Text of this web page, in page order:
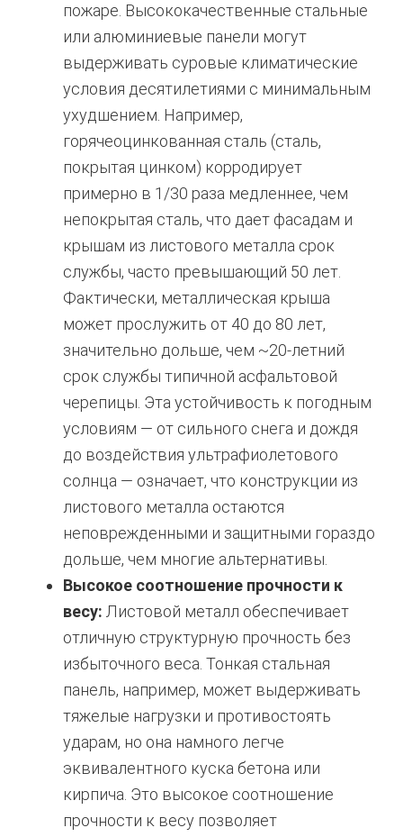
пожаре. Высококачественные стальные
или алюминиевые панели могут
выдерживать суровые климатические
условия десятилетиями с минимальным
ухудшением. Например,
горячеоцинкованная сталь (сталь,
покрытая цинком) корродирует
примерно в 1/30 раза медленнее, чем
непокрытая сталь, что дает фасадам и
крышам из листового металла срок
службы, часто превышающий 50 лет.
Фактически, металлическая крыша
может прослужить от 40 до 80 лет,
значительно дольше, чем ~20-летний
срок службы типичной асфальтовой
черепицы. Эта устойчивость к погодным
условиям — от сильного снега и дождя
до воздействия ультрафиолетового
солнца — означает, что конструкции из
листового металла остаются
неповрежденными и защитными гораздо
дольше, чем многие альтернативы.
Высокое соотношение прочности к
весу: Листовой металл обеспечивает
отличную структурную прочность без
избыточного веса. Тонкая стальная
панель, например, может выдерживать
тяжелые нагрузки и противостоять
ударам, но она намного легче
эквивалентного куска бетона или
кирпича. Это высокое соотношение
прочности к весу позволяет